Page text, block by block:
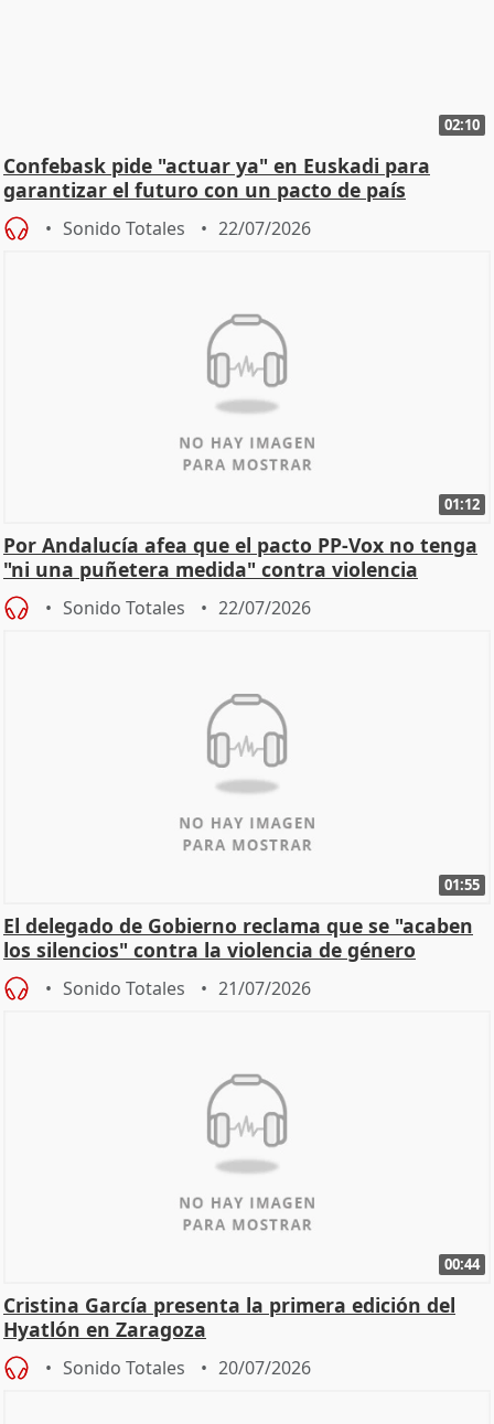
02:10
Confebask pide "actuar ya" en Euskadi para
garantizar el futuro con un pacto de país
Sonido Totales 22/07/2026
01:12
Por Andalucía afea que el pacto PP-Vox no tenga
"ni una puñetera medida" contra violencia
machista
Sonido Totales 22/07/2026
01:55
El delegado de Gobierno reclama que se "acaben
los silencios" contra la violencia de género
Sonido Totales 21/07/2026
00:44
Cristina García presenta la primera edición del
Hyatlón en Zaragoza
Sonido Totales 20/07/2026